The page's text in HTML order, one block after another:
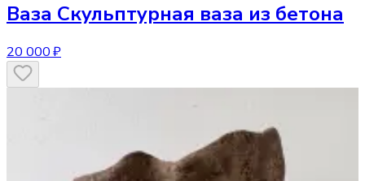
Ваза Скульптурная ваза из бетона
20 000 ₽